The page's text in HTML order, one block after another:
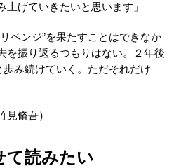
上げていきたいと思います」
ベンジ”を果たすことはできなか
を振り返るつもりはない。２年後
歩み続けていく。ただそれだけ
見脩吾）
て読みたい